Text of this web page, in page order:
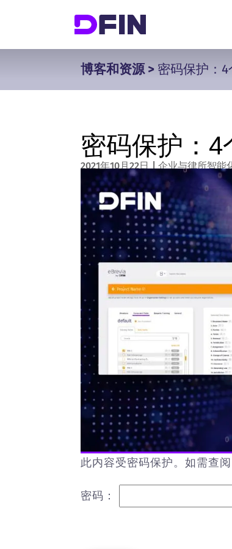
博客和资源> 密码保护：
密码保护：
2021年10月22日 | 企业与律所智能
此内容受密码保护。如需查
密码：